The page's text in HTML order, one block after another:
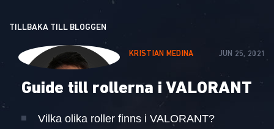
TILLBAKA TILL BLOGGEN
KRISTIAN MEDINA JUN 25, 2021
Guide till rollerna i VALORANT
Vilka olika roller finns i VALORANT?